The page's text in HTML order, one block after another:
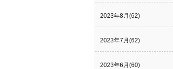
2023年8月(62)
2023年7月(62)
2023年6月(60)